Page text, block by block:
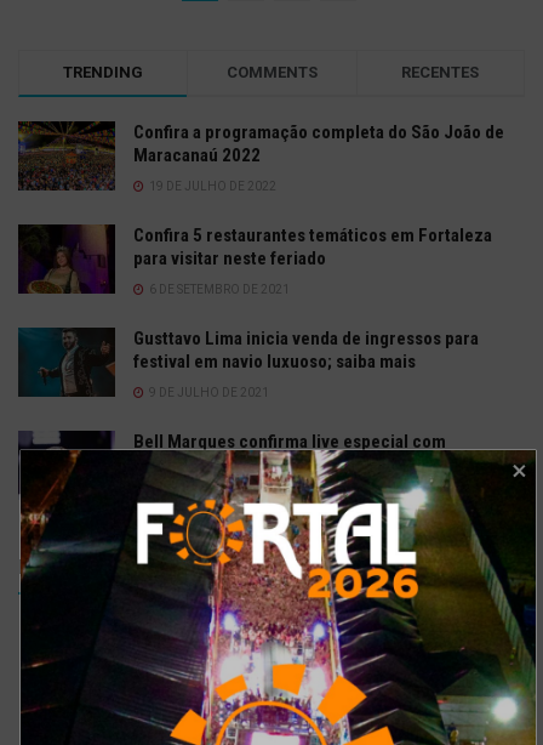
TRENDING COMMENTS RECENTES
Confira a programação completa do São João de
Maracanaú 2022
19 DE JULHO DE 2022
Confira 5 restaurantes temáticos em Fortaleza
para visitar neste feriado
6 DE SETEMBRO DE 2021
Gusttavo Lima inicia venda de ingressos para
festival em navio luxuoso; saiba mais
9 DE JULHO DE 2021
Bell Marques confirma live especial com
repertório do show ‘Só As Antigas’
6 DE ABRIL DE 2020
Enquetes
Como está o meu site?
Excelente